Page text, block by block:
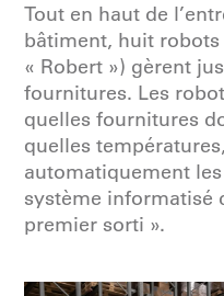
Tout en haut de
bâtiment, huit
« Robert ») gèrent
fournitures. Les
quelles fournitures
quelles
automatiquement
système informatisé
premier sorti ».